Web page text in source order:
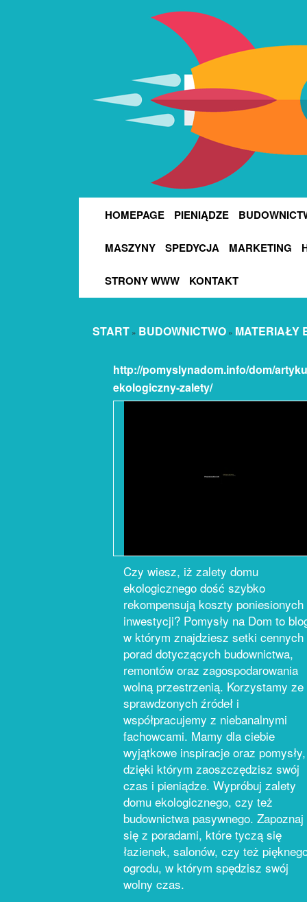
HOMEPAGE PIENIĄDZE
MASZYNY SPEDYCJA MARKETING
STRONY WWW KONTAKT
START » BUDOWNICTWO » MATERIAŁY
http://pomyslynadom.info/dom/
ekologiczny-zalety/
Czy wiesz, iż zalety domu
ekologicznego dość szybko
rekompensują koszty poniesionych
inwestycji? Pomysły na Dom to
w którym znajdziesz setki cennych
porad dotyczących budownictwa,
remontów oraz zagospodarowania
wolną przestrzenią. Korzystamy ze
sprawdzonych źródeł i
współpracujemy z niebanalnymi
fachowcami. Mamy dla ciebie
wyjątkowe inspiracje oraz pomysły,
dzięki którym zaoszczędzisz swój
czas i pieniądze. Wypróbuj zalety
domu ekologicznego, czy też
budownictwa pasywnego. Zapoznaj
się z poradami, które tyczą się
łazienek, salonów, czy też
ogrodu, w którym spędzisz swój
wolny czas.